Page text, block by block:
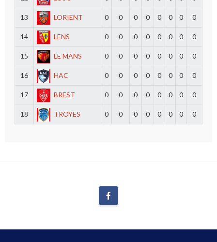
13 LORIENT 0 0 0 0 0 0 0 0
14 LENS 0 0 0 0 0 0 0 0
15 LE MANS 0 0 0 0 0 0 0 0
16 HAC 0 0 0 0 0 0 0 0
17 BREST 0 0 0 0 0 0 0 0
18 TROYES 0 0 0 0 0 0 0 0